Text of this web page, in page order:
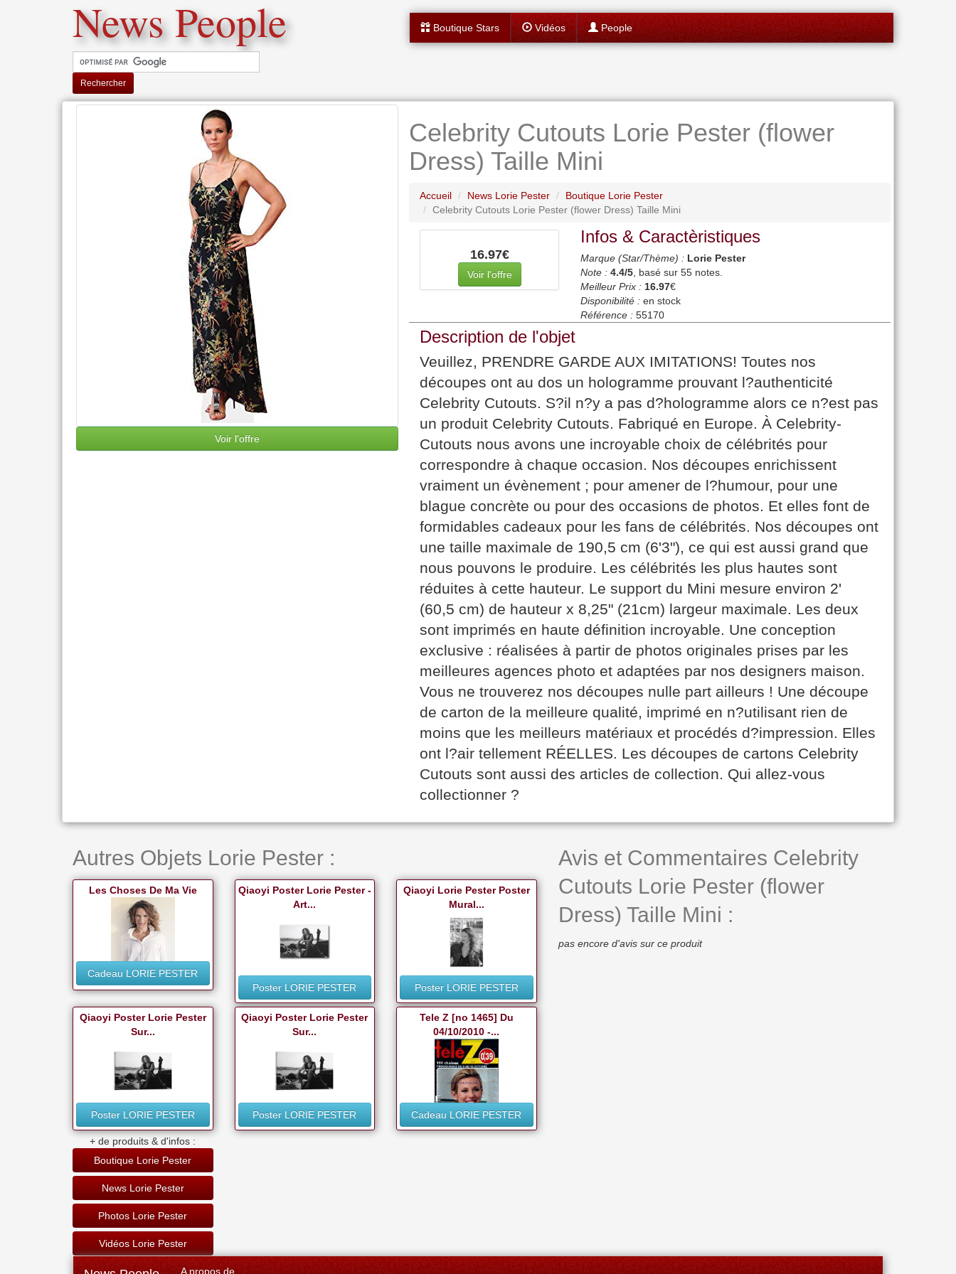
News People
Rechercher
Boutique Stars Vidéos People
Voir l'offre
Celebrity Cutouts Lorie Pester (flower
Dress) Taille Mini
Accueil News Lorie Pester
Boutique Lorie Pester
Celebrity Cutouts Lorie Pester (flower Dress) Taille Mini
16.97€
Voir l'offre
Infos & Caractèristiques
Marque (Star/Thème) : Lorie Pester
Note : 4.4/5, basé sur 55notes.
Meilleur Prix : 16.97€
Disponibilité : en stock
Référence : 55170
Description de l'objet
Veuillez, PRENDRE GARDE AUX IMITATIONS! Toutes nos
découpes ont au dos un hologramme prouvant l?authenticité
Celebrity Cutouts. S?il n?y a pas d?hologramme alors ce n?est pas
un produit Celebrity Cutouts. Fabriqué en Europe. À Celebrity-
Cutouts nous avons une incroyable choix de célébrités pour
correspondre à chaque occasion. Nos découpes enrichissent
vraiment un évènement ; pour amener de l?humour, pour une
blague concrète ou pour des occasions de photos. Et elles font de
formidables cadeaux pour les fans de célébrités. Nos découpes ont
une taille maximale de 190,5 cm (6'3"), ce qui est aussi grand que
nous pouvons le produire. Les célébrités les plus hautes sont
réduites à cette hauteur. Le support du Mini mesure environ 2'
(60,5 cm) de hauteur x 8,25" (21cm) largeur maximale. Les deux
sont imprimés en haute définition incroyable. Une conception
exclusive : réalisées à partir de photos originales prises par les
meilleures agences photo et adaptées par nos designers maison.
Vous ne trouverez nos découpes nulle part ailleurs ! Une découpe
de carton de la meilleure qualité, imprimé en n?utilisant rien de
moins que les meilleurs matériaux et procédés d?impression. Elles
ont l?air tellement RÉELLES. Les découpes de cartons Celebrity
Cutouts sont aussi des articles de collection. Qui allez-vous
collectionner ?
Autres Objets Lorie Pester :
Les Choses De Ma Vie
Cadeau LORIE PESTER
Qiaoyi Poster Lorie Pester -
Art...
Poster LORIE PESTER
Qiaoyi Lorie Pester Poster
Mural...
Poster LORIE PESTER
Qiaoyi Poster Lorie Pester
Sur...
Poster LORIE PESTER
Qiaoyi Poster Lorie Pester
Sur...
Poster LORIE PESTER
Tele Z [no 1465] Du
04/10/2010 -...
Cadeau LORIE PESTER
+ de produits & d'infos :
Boutique Lorie Pester
News Lorie Pester
Photos Lorie Pester
Vidéos Lorie Pester
Avis et Commentaires Celebrity
Cutouts Lorie Pester (flower
Dress) Taille Mini :
pas encore d'avis sur ce produit
A propos de...